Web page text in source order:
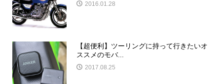
2016.01.28
【超便利】ツーリングに持って行きたいオ
ススメのモバ...
2017.08.25